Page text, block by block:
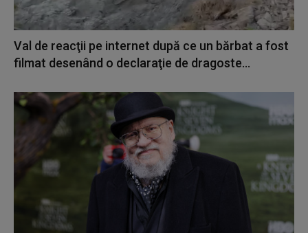
Val de reacţii pe internet după ce un bărbat a fost
filmat desenând o declaraţie de dragoste...